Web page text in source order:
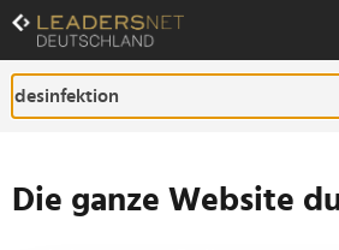
Zum
Inhalt
Zur
Fußzeilen-
Navigation
Die ganze Website